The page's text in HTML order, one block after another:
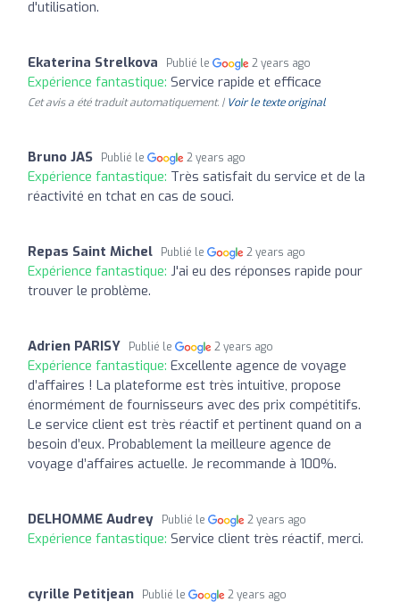
d'utilisation.
Ekaterina Strelkova Publié le 2 years ago
Expérience fantastique: Service rapide et efficace
Cet avis a été traduit automatiquement. | Voir le texte original
Bruno JAS Publié le 2 years ago
Expérience fantastique: Très satisfait du service et de la
réactivité en tchat en cas de souci.
Repas Saint Michel Publié le 2 years ago
Expérience fantastique: J'ai eu des réponses rapide pour
trouver le problème.
Adrien PARISY Publié le 2 years ago
Expérience fantastique: Excellente agence de voyage
d’affaires ! La plateforme est très intuitive, propose
énormément de fournisseurs avec des prix compétitifs.
Le service client est très réactif et pertinent quand on a
besoin d’eux. Probablement la meilleure agence de
voyage d’affaires actuelle. Je recommande à 100%.
DELHOMME Audrey Publié le 2 years ago
Expérience fantastique: Service client très réactif, merci.
cyrille Petitjean Publié le 2 years ago